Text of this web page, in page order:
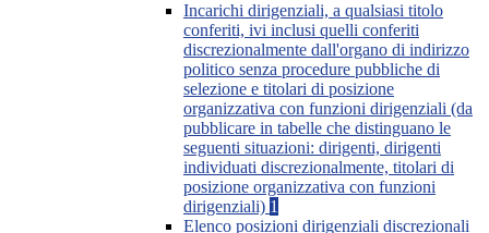
Incarichi dirigenziali, a qualsiasi titolo
conferiti, ivi inclusi quelli conferiti
discrezionalmente dall'organo di indirizzo
politico senza procedure pubbliche di
selezione e titolari di posizione
organizzativa con funzioni dirigenziali (da
pubblicare in tabelle che distinguano le
seguenti situazioni: dirigenti, dirigenti
individuati discrezionalmente, titolari di
posizione organizzativa con funzioni
dirigenziali) 1
Elenco posizioni dirigenziali discrezionali